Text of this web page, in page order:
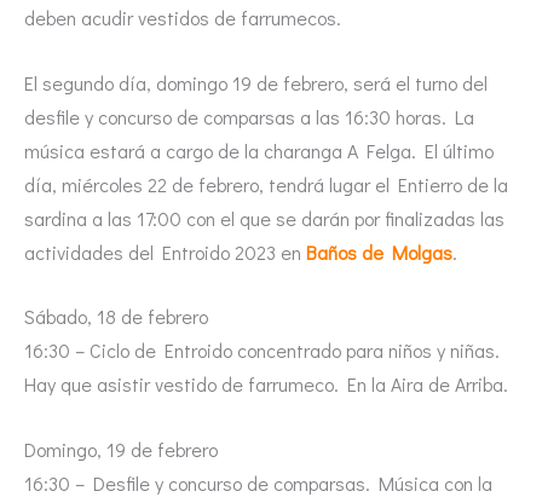
deben acudir vestidos de farrumecos.
El segundo día, domingo 19 de febrero, será el turno del
desfile y concurso de comparsas a las 16:30 horas. La
música estará a cargo de la charanga A Felga. El último
día, miércoles 22 de febrero, tendrá lugar el Entierro de la
sardina a las 17:00 con el que se darán por finalizadas las
actividades del Entroido 2023 en Baños de Molgas.
Sábado, 18 de febrero
16:30 – Ciclo de Entroido concentrado para niños y niñas.
Hay que asistir vestido de farrumeco. En la Aira de Arriba.
Domingo, 19 de febrero
16:30 – Desfile y concurso de comparsas. Música con la